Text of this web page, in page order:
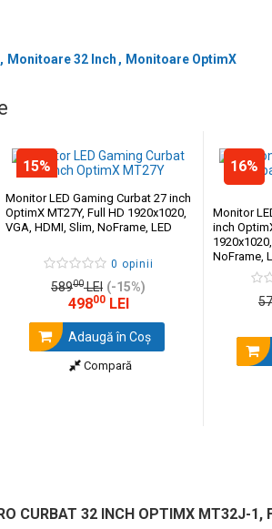
Monitoare 32 Inch Monitoare OptimX
15%
Monitor LED Gaming Curbat 27 inch
OptimX MT27Y, Full HD 1920x1020,
VGA, HDMI, Slim, NoFrame, LED
0 opinii
58900LEI (-15%)
49800LEI
Adaugă în Coş
Compară
16%
Monitor
inch
NoFrame,
CURBAT 32 INCH OPTIMX MT32J-